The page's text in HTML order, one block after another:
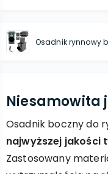
Niesamowita
Osadnik boczny do
najwyższej jakości
Zastosowany